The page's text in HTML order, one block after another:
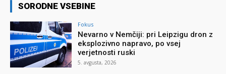
SORODNE VSEBINE
Fokus
Nevarno v Nemčiji: pri Leipzigu dron z
eksplozivno napravo, po vsej
verjetnosti ruski
5. avgusta, 2026